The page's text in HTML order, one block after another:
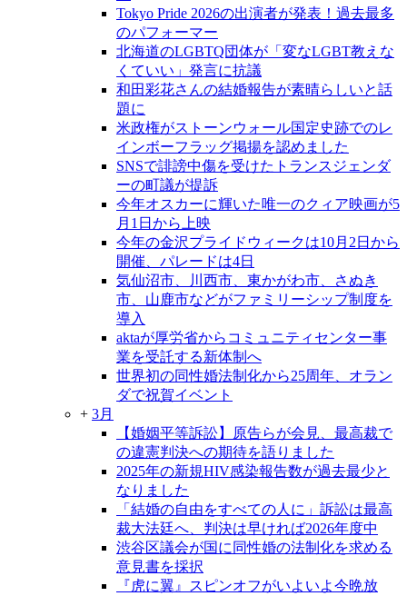
Tokyo Pride 2026の出演者が発表！過去最多
のパフォーマー
北海道のLGBTQ団体が「変なLGBT教えな
くていい」発言に抗議
和田彩花さんの結婚報告が素晴らしいと話
題に
米政権がストーンウォール国定史跡でのレ
インボーフラッグ掲揚を認めました
SNSで誹謗中傷を受けたトランスジェンダ
ーの町議が提訴
今年オスカーに輝いた唯一のクィア映画が5
月1日から上映
今年の金沢プライドウィークは10月2日から
開催、パレードは4日
気仙沼市、川西市、東かがわ市、さぬき
市、山鹿市などがファミリーシップ制度を
導入
aktaが厚労省からコミュニティセンター事
業を受託する新体制へ
世界初の同性婚法制化から25周年、オラン
ダで祝賀イベント
+ 3月
【婚姻平等訴訟】原告らが会見、最高裁で
の違憲判決への期待を語りました
2025年の新規HIV感染報告数が過去最少と
なりました
「結婚の自由をすべての人に」訴訟は最高
裁大法廷へ、判決は早ければ2026年度中
渋谷区議会が国に同性婚の法制化を求める
意見書を採択
『虎に翼』スピンオフがいよいよ今晩放